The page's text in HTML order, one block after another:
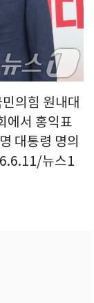
의힘 원내대
에서 홍익표
대통령 명의
뉴스1